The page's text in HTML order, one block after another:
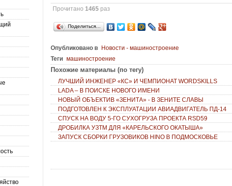
Прочитано1465 раз
Поделиться…
Опубликовано в
Новости - машиностроение
Теги машиностроение
Похожие материалы (по тегу)
ЛУЧШИЙ ИНЖЕНЕР «КС» И ЧЕМПИОНАТ WORDSKILLS
LADA – В ПОИСКЕ НОВОГО ИМЕНИ
НОВЫЙ ОБЪЕКТИВ «ЗЕНИТА» - В ЗЕНИТЕ СЛАВЫ
ПОДГОТОВЛЕН К ЭКСПЛУАТАЦИИ АВИАДВИГАТЕЛЬ ПД-14
СПУСК НА ВОДУ 5-ГО СУХОГРУЗА ПРОЕКТА RSD59
ДРОБИЛКА УЗТМ ДЛЯ «КАРЕЛЬСКОГО ОКАТЫША»
ЗАПУСК СБОРКИ ГРУЗОВИКОВ HINO В ПОДМОСКОВЬЕ